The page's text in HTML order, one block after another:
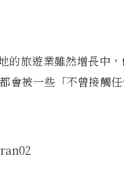
的旅遊業雖然增長中
會被一些「不曾接觸